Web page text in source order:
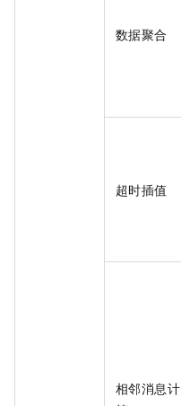
数据聚合
超时插值
相邻消息计